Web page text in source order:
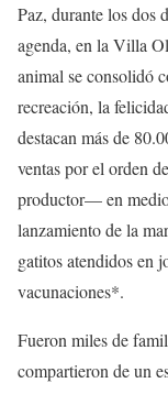
Paz, durante los dos
agenda, en la Villa
animal se consolidó
recreación, la
destacan más de
ventas por el orden
productor— en
lanzamiento de la
gatitos atendidos en
vacunaciones*.
Fueron miles de
compartieron de un